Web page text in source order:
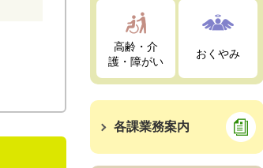
高齢・介
護・障がい
おくやみ
各課業務案内